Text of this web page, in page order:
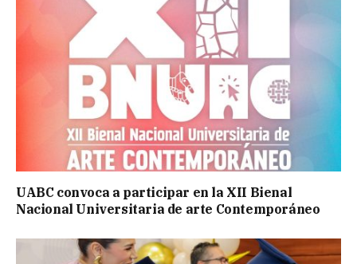
UABC convoca a participar en la XII Bienal
Nacional Universitaria de arte Contemporáneo